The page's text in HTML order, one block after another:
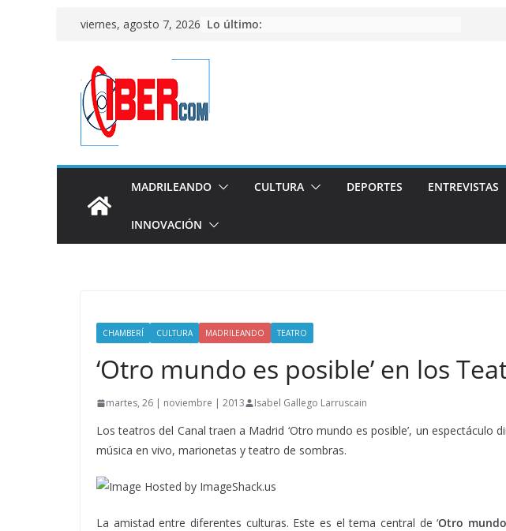
Saltar
contenido
viernes, agosto 7, 2026 Lo último:
MADRILEANDO CULTURA DEPORTES ENTREVISTAS
INNOVACIÓN
CHAMBERÍ CULTURA MADRILEANDO TEATRO
‘Otro mundo es posible’ en los
martes, 26 | noviembre | 2013 Isabel Gallego Larruscain
Los teatros del Canal traen a Madrid ‘Otro mundo es posible’, un espectáculo
música en vivo, marionetas y teatro de sombras.
La amistad entre diferentes culturas. Este es el tema central de ‘Otro